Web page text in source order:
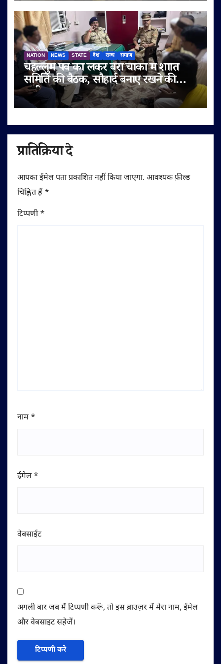
NATION NEWS STATE देश राज्य समाज
चेहल्लुम पर्व को लेकर बेरी चौकी में शांति
समिति की बैठक, सौहार्द बनाए रखने की
अपील
प्रातिक्रिया दे
आपका ईमेल पता प्रकाशित नहीं किया जाएगा. आवश्यक फ़ील्ड
चिह्नित हैं *
टिप्पणी*
नाम *
ईमेल *
वेबसाईट
अगली बार जब मैं टिप्पणी करूँ, तो इस ब्राउज़र में मेरा नाम, ईमेल
और वेबसाइट सहेजें।